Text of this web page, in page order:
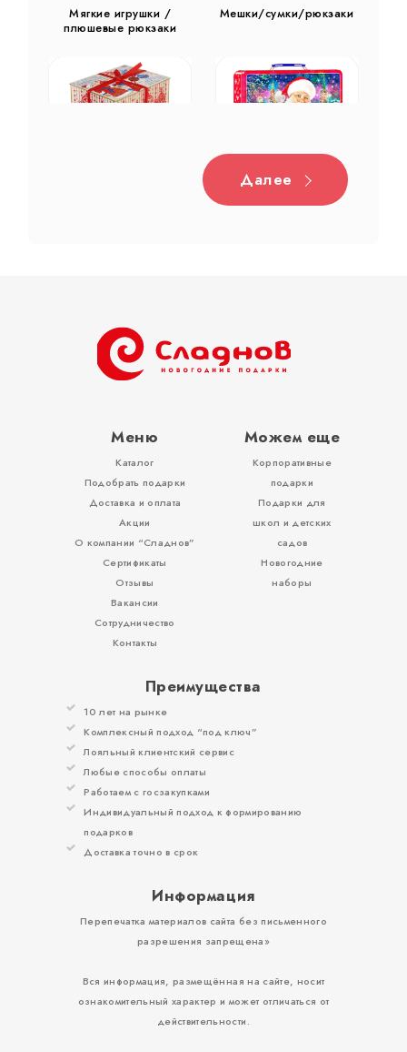
Мягкие игрушки /
плюшевые рюкзаки
Мешки/сумки/рюкзаки
Жестяная
Тубы
Вложения, игры
Далее
Меню
Каталог
Подобрать подарки
Доставка и оплата
Акции
О компании “Сладнов”
Сертификаты
Отзывы
Вакансии
Сотрудничество
Контакты
Можем еще
Корпоративные
подарки
Подарки для
школ и детских
садов
Новогодние
наборы
Преимущества
10 лет на рынке
Комплексный подход “под ключ”
Лояльный клиентский сервис
Любые способы оплаты
Работаем с госзакупками
Индивидуальный подход к формированию
подарков
Доставка точно в срок
Информация
Перепечатка материалов сайта без письменного
разрешения запрещена»
Вся информация, размещённая на сайте, носит
ознакомительный характер и может отличаться от
действительности.